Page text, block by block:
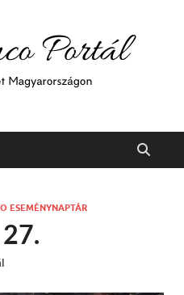
ESEMÉNYNAPTÁR